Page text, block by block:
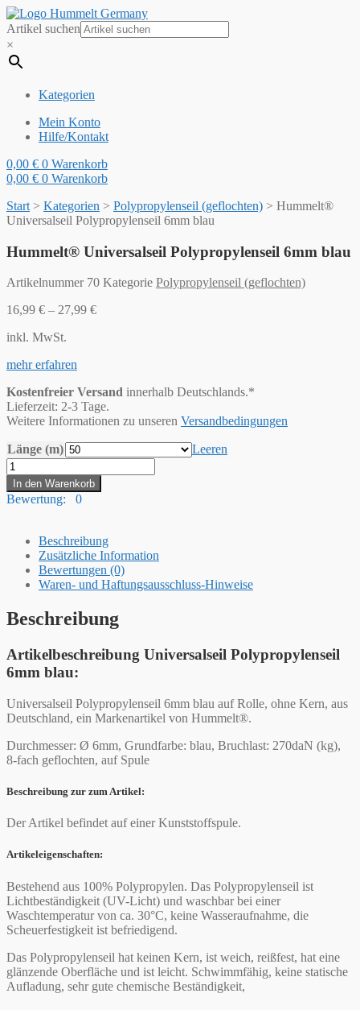
Artikel suchen
×
Kategorien
Mein Konto
Hilfe/Kontakt
0,00 € 0 Warenkorb
0,00 € 0 Warenkorb
Start > Kategorien > Polypropylenseil (geflochten) > Hummelt®
Universalseil Polypropylenseil 6mm blau
Hummelt® Universalseil Polypropylenseil 6mm blau
Artikelnummer 70 Kategorie Polypropylenseil (geflochten)
16,99 € – 27,99 €
inkl. MwSt.
mehr erfahren
Kostenfreier Versand innerhalb Deutschlands.*
Lieferzeit: 2-3 Tage.
Weitere Informationen zu unseren Versandbedingungen
Länge (m)
Leeren
Hummelt®
Universalseil
Polypropylenseil
6mm
Menge
In den Warenkorb
Bewertung: 0
Beschreibung
Zusätzliche Information
Bewertungen (0)
Waren- und Haftungsausschluss-Hinweise
Beschreibung
Artikelbeschreibung Universalseil Polypropylenseil
6mm blau:
Universalseil Polypropylenseil 6mm blau auf Rolle, ohne Kern, aus
Deutschland, ein Markenartikel von Hummelt®.
Durchmesser: Ø 6mm, Grundfarbe: blau, Bruchlast: 270daN (kg),
8-fach geflochten, auf Spule
Beschreibung zur zum Artikel:
Der Artikel befindet auf einer Kunststoffspule.
Artikeleigenschaften:
Bestehend aus 100% Polypropylen. Das Polypropylenseil ist
Lichtbeständigkeit (UV-Licht) und waschbar bei einer
Waschtemperatur von ca. 30°C, keine Wasseraufnahme, die
Scheuerfestigkeit ist befriedigend.
Das Polypropylenseil hat keinen Kern, ist weich, reißfest, hat eine
glänzende Oberfläche und ist leicht. Schwimmfähig, keine statische
Aufladung, sehr gute chemische Beständigkeit,